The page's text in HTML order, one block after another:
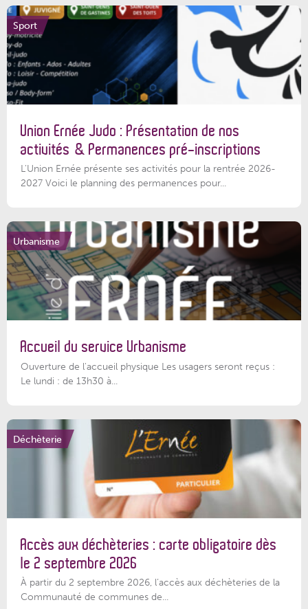
Sport
Union Ernée Judo : Présentation de nos
activités & Permanences pré-inscriptions
L'Union Ernée présente ses activités pour la rentrée 2026-
2027 Voici le planning des permanences pour...
Urbanisme
Accueil du service Urbanisme
Ouverture de l'accueil physique Les usagers seront reçus :
Le lundi : de 13h30 à...
Déchèterie
Accès aux déchèteries : carte obligatoire dès
le 2 septembre 2026
À partir du 2 septembre 2026, l’accès aux déchèteries de la
Communauté de communes de...